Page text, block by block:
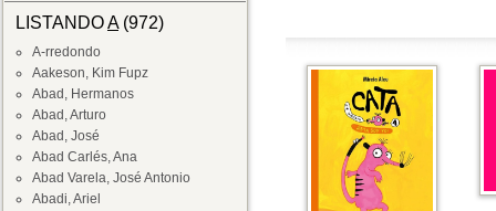
LISTANDOA(972)
A-rredondo
Aakeson, Kim Fupz
Abad, Hermanos
Abad, Arturo
Abad, José
Abad Carlés, Ana
Abad Varela, José Antonio
Abadi, Ariel